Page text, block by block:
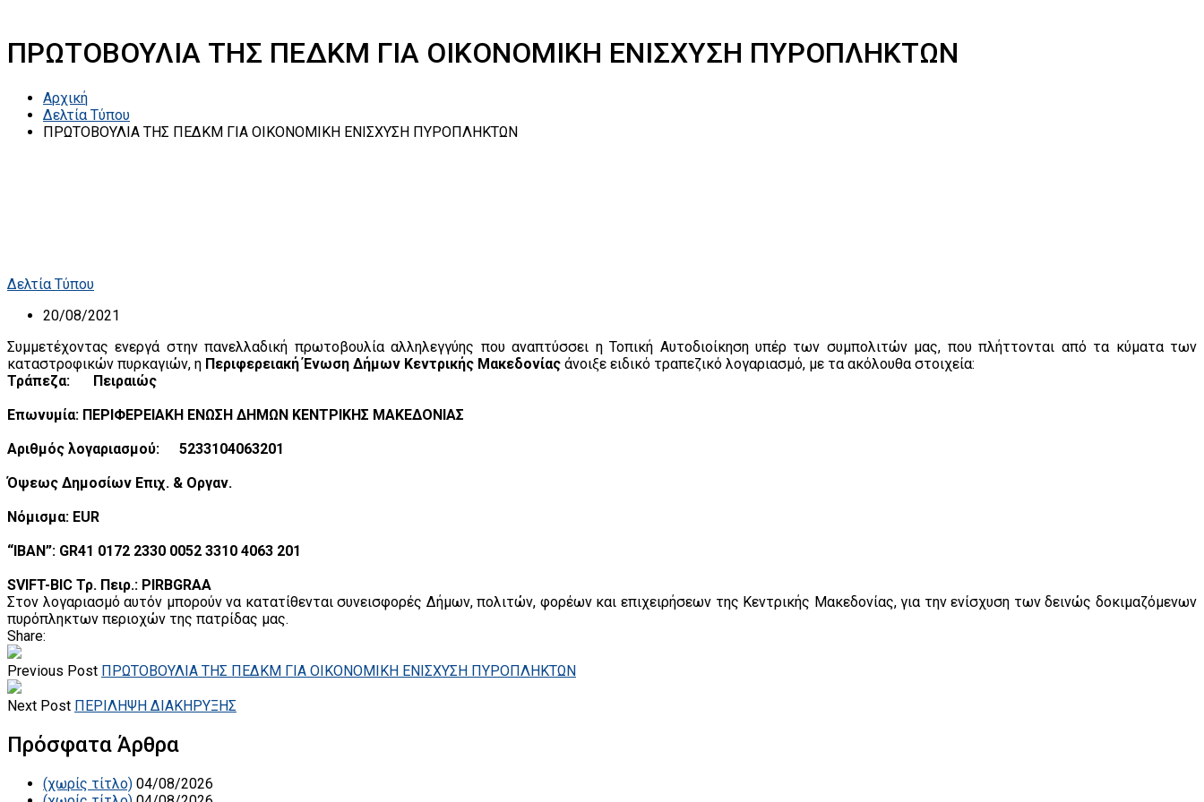
ΠΡΩΤΟΒΟΥΛΙΑ ΤΗΣ ΠΕΔΚΜ ΓΙΑ ΟΙΚΟΝΟΜΙΚΗ ΕΝΙΣΧΥΣΗ ΠΥΡΟΠΛΗΚΤΩΝ
Αρχική
Δελτία Τύπου
ΠΡΩΤΟΒΟΥΛΙΑ ΤΗΣ ΠΕΔΚΜ ΓΙΑ ΟΙΚΟΝΟΜΙΚΗ ΕΝΙΣΧΥΣΗ ΠΥΡΟΠΛΗΚΤΩΝ
Δελτία Τύπου
20/08/2021
Συμμετέχοντας ενεργά στην πανελλαδική πρωτοβουλία αλληλεγγύης που αναπτύσσει η Τοπική Αυτοδιοίκηση υπέρ των συμπολιτών μας, που πλήττονται από τα κύματα των
καταστροφικών πυρκαγιών, η Περιφερειακή Ένωση Δήμων Κεντρικής Μακεδονίας άνοιξε ειδικό τραπεζικό λογαριασμό, με τα ακόλουθα στοιχεία:
Τράπεζα:
Πειραιώς
Επωνυμία: ΠΕΡΙΦΕΡΕΙΑΚΗ ΕΝΩΣΗ ΔΗΜΩΝ ΚΕΝΤΡΙΚΗΣ ΜΑΚΕΔΟΝΙΑΣ
Αριθμός λογαριασμού:
5233104063201
Όψεως Δημοσίων Επιχ. & Οργαν.
Νόμισμα: EUR
“IBAN”: GR41 0172 2330 0052 3310 4063 201
SVIFT-BIC Τρ. Πειρ.: PIRBGRAA
Στον λογαριασμό αυτόν μπορούν να κατατίθενται συνεισφορές Δήμων, πολιτών, φορέων και επιχειρήσεων της Κεντρικής Μακεδονίας, για την ενίσχυση των δεινώς δοκιμαζόμενων
πυρόπληκτων περιοχών της πατρίδας μας.
Share:
Previous Post ΠΡΩΤΟΒΟΥΛΙΑ ΤΗΣ ΠΕΔΚΜ ΓΙΑ ΟΙΚΟΝΟΜΙΚΗ ΕΝΙΣΧΥΣΗ ΠΥΡΟΠΛΗΚΤΩΝ
Next Post ΠΕΡΙΛΗΨΗ ΔΙΑΚΗΡΥΞΗΣ
Πρόσφατα Άρθρα
(χωρίς τίτλο) 04/08/2026